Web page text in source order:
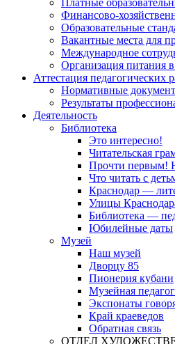
Платные
Финансово-
Образовательные
Вакантные места для
Международное
Организация питания
Аттестация педагогических
Нормативные
Результаты
Деятельность
Библиотека
Это интересно!
Читательская
Прочти первым!
Что читать с
Краснодар —
Улицы
Библиотека —
Юбилейные даты
Музей
Наш музей
Дворцу 85
Пионерия кубани
Музейная
Экспонаты
Край краеведов
Обратная связь
ОТДЕЛ